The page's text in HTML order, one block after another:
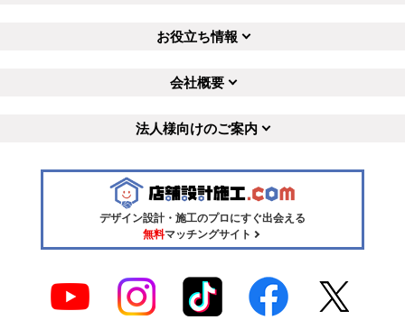
お役立ち情報
会社概要
法人様向けのご案内
デザイン設計・施工のプロにすぐ出会える
無料マッチングサイト